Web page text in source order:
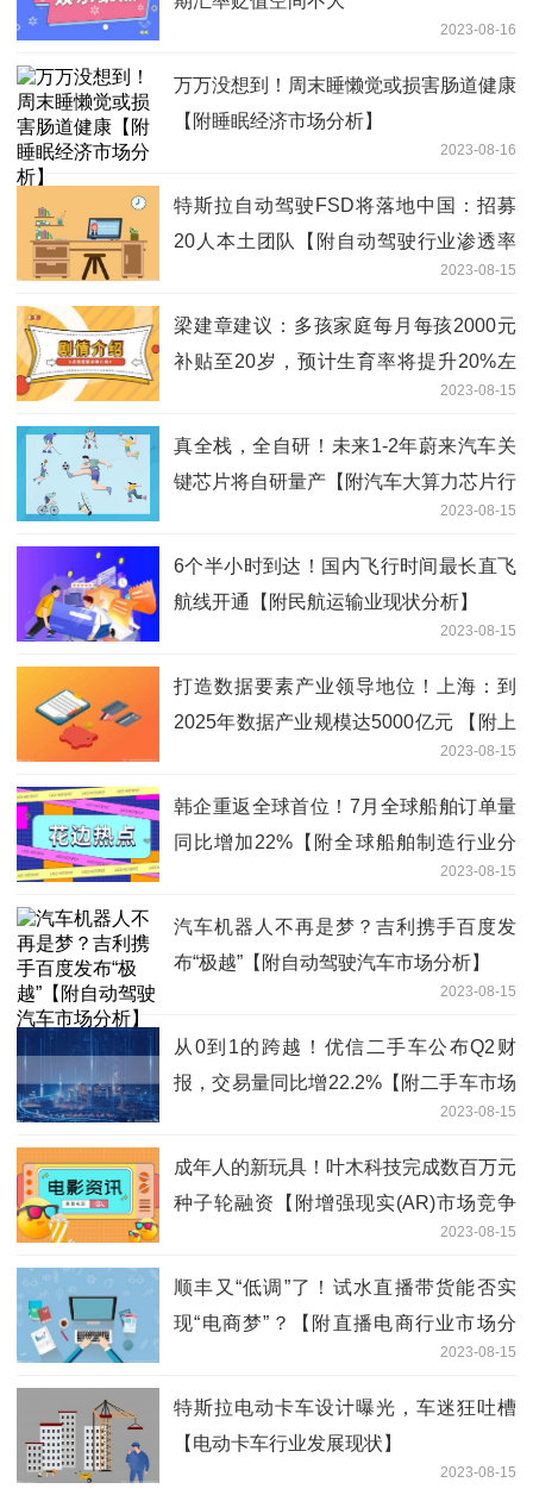
2023-08-16
万万没想到！周末睡懒觉或损害肠道健康
【附睡眠经济市场分析】
2023-08-16
特斯拉自动驾驶FSD将落地中国：招募
20人本土团队【附自动驾驶行业渗透率
2023-08-15
梁建章建议：多孩家庭每月每孩2000元
补贴至20岁，预计生育率将提升20%左
2023-08-15
真全栈，全自研！未来1-2年蔚来汽车关
键芯片将自研量产【附汽车大算力芯片行
2023-08-15
6个半小时到达！国内飞行时间最长直飞
航线开通【附民航运输业现状分析】
2023-08-15
打造数据要素产业领导地位！上海：到
2025年数据产业规模达5000亿元 【附上
2023-08-15
韩企重返全球首位！7月全球船舶订单量
同比增加22%【附全球船舶制造行业分
2023-08-15
汽车机器人不再是梦？吉利携手百度发
布“极越”【附自动驾驶汽车市场分析】
2023-08-15
从0到1的跨越！优信二手车公布Q2财
报，交易量同比增22.2%【附二手车市场
2023-08-15
成年人的新玩具！叶木科技完成数百万元
种子轮融资【附增强现实(AR)市场竞争
2023-08-15
顺丰又“低调”了！试水直播带货能否实
现“电商梦”？【附直播电商行业市场分
2023-08-15
特斯拉电动卡车设计曝光，车迷狂吐槽
【电动卡车行业发展现状】
2023-08-15